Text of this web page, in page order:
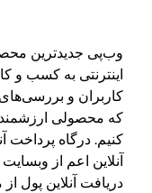
وب‌پی جدیدترین
اینترنتی به کسب و
کاربران و بررسی‌های
که محصولی ارزشمند
کنیم. درگاه پرداخت
آنلاین اعم از
دریافت آنلاین پول